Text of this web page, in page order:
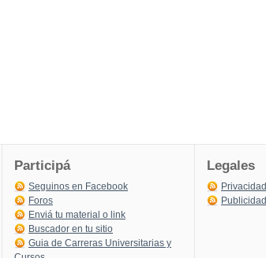
Participá
Seguinos en Facebook
Foros
Enviá tu material o link
Buscador en tu sitio
Guia de Carreras Universitarias y
Legales
Privacidad
Publicidad